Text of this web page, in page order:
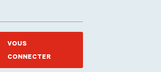
VOUS
CONNECTER